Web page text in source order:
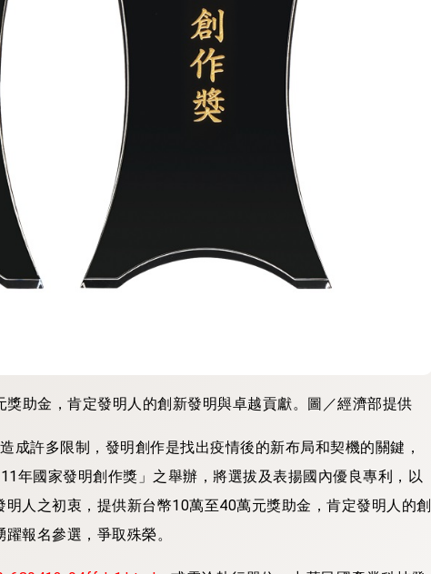
助金，肯定發明人的創新發明與卓越貢獻。圖／經濟部提供
成許多限制，發明創作是找出疫情後的新布局和契機的關鍵，
年國家發明創作獎」之舉辦，將選拔及表揚國內優良專利，以
人之初衷，提供新台幣10萬至40萬元獎助金，肯定發明人的創
報名參選，爭取殊榮。